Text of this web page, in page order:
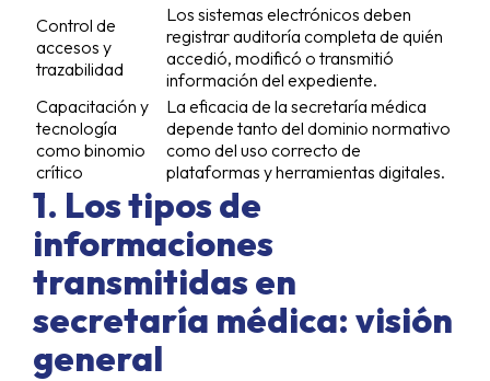
Control de
accesos y
trazabilidad
Los sistemas electrónicos deben
registrar auditoría completa de quién
accedió, modificó o transmitió
información del expediente.
Capacitación y
tecnología
como binomio
crítico
La eficacia de la secretaría médica
depende tanto del dominio normativo
como del uso correcto de
plataformas y herramientas digitales.
1. Los tipos de
informaciones
transmitidas en
secretaría médica: visión
general